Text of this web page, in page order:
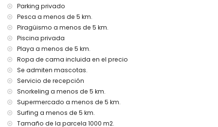
ropa de cama y toallas
servicio de recepción y servicio de emergencia 24 horas
ping-pong
calefacción central y aire acondicionado
Instalaciones y servicios con coste adicional
jacuzzi al aire libre
cama extra y camas/cunas para niños (bajo demanda)
Entretenimiento y actividades de ocio para sus vacaciones
en Benitachell, Costa Blanca
paseo (El Portet) (a menos de 5 kilómetros de la casa)
Parking privado
Pesca a menos de 5 km.
Piragüismo a menos de 5 km.
Piscina privada
Playa a menos de 5 km.
Ropa de cama incluida en el precio
Se admiten mascotas.
Servicio de recepción
Snorkeling a menos de 5 km.
Supermercado a menos de 5 km.
Surfing a menos de 5 km.
Tamaño de la parcela 1000 m2.